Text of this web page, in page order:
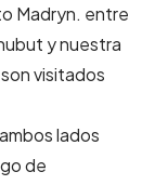
Madryn. entre
y nuestra
visitados
lados
de